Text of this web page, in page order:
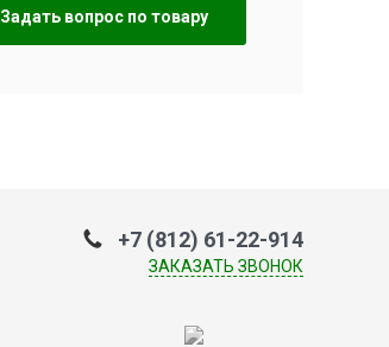
Задать вопрос по товару
+7 (812) 61-22-914
ЗАКАЗАТЬ ЗВОНОК